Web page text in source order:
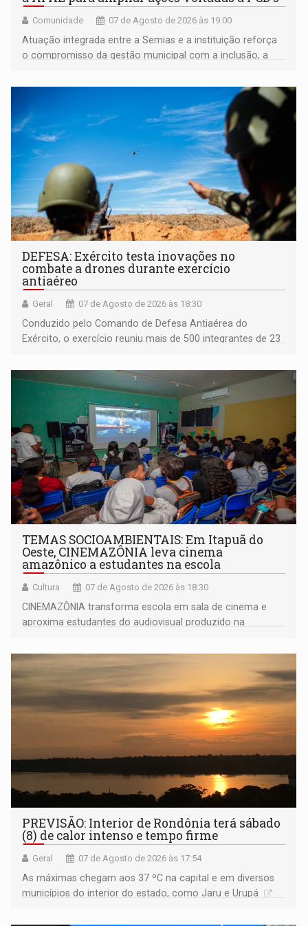
Comunidade 07 de Agosto de 2026 às 19:00
Atuação integrada entre a Semias e a instituição reforça
o compromisso da gestão municipal com a inclusão, a
DEFESA: Exército testa inovações no
combate a drones durante exercício
antiaéreo
Geral 07 de Agosto de 2026 às 18:30
Conduzido pelo Comando de Defesa Antiaérea do
Exército, o exercício reuniu mais de 500 integrantes de 23
TEMAS SOCIOAMBIENTAIS: Em Itapuã do
Oeste, CINEMAZÔNIA leva cinema
amazônico a estudantes na escola
Cultura 07 de Agosto de 2026 às 18:30
CINEMAZÔNIA transforma escola em sala de cinema e
aproxima estudantes do audiovisual produzido na
PREVISÃO: Interior de Rondônia terá sábado
(8) de calor intenso e tempo firme
Geral 07 de Agosto de 2026 às 17:54
As máximas chegam aos 37 ºC na capital e em diversos
municípios do interior do estado, como Jaru e Urupá